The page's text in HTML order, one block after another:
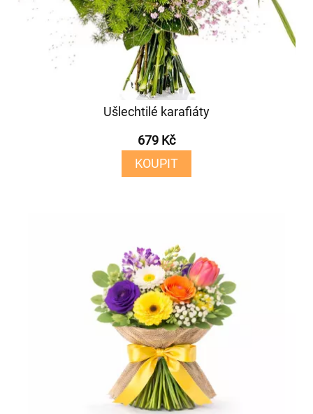
Ušlechtilé karafiáty
679 Kč
KOUPIT